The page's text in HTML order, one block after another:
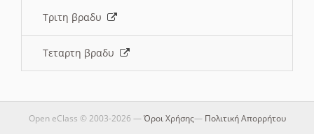
Τριτη βραδυ
Τεταρτη βραδυ
Open eClass © 2003-2026 —Όροι Χρήσης— Πολιτική Απορρήτου